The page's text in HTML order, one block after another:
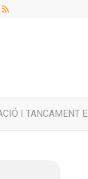
I TANCAMENT